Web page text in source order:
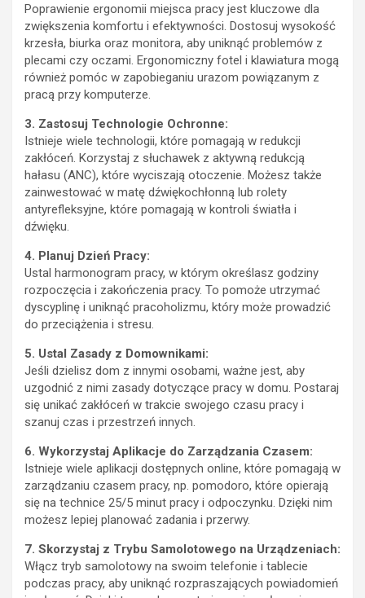
Poprawienie ergonomii miejsca pracy jest kluczowe dla
zwiększenia komfortu i efektywności. Dostosuj wysokość
krzesła, biurka oraz monitora, aby uniknąć problemów z
plecami czy oczami. Ergonomiczny fotel i klawiatura mogą
również pomóc w zapobieganiu urazom powiązanym z
pracą przy komputerze.
3. Zastosuj Technologie Ochronne:
Istnieje wiele technologii, które pomagają w redukcji
zakłóceń. Korzystaj z słuchawek z aktywną redukcją
hałasu (ANC), które wyciszają otoczenie. Możesz także
zainwestować w matę dźwiękochłonną lub rolety
antyrefleksyjne, które pomagają w kontroli światła i
dźwięku.
4. Planuj Dzień Pracy:
Ustal harmonogram pracy, w którym określasz godziny
rozpoczęcia i zakończenia pracy. To pomoże utrzymać
dyscyplinę i uniknąć pracoholizmu, który może prowadzić
do przeciążenia i stresu.
5. Ustal Zasady z Domownikami:
Jeśli dzielisz dom z innymi osobami, ważne jest, aby
uzgodnić z nimi zasady dotyczące pracy w domu. Postaraj
się unikać zakłóceń w trakcie swojego czasu pracy i
szanuj czas i przestrzeń innych.
6. Wykorzystaj Aplikacje do Zarządzania Czasem:
Istnieje wiele aplikacji dostępnych online, które pomagają w
zarządzaniu czasem pracy, np. pomodoro, które opierają
się na technice 25/5 minut pracy i odpoczynku. Dzięki nim
możesz lepiej planować zadania i przerwy.
7. Skorzystaj z Trybu Samolotowego na Urządzeniach:
Włącz tryb samolotowy na swoim telefonie i tablecie
podczas pracy, aby uniknąć rozpraszających powiadomień